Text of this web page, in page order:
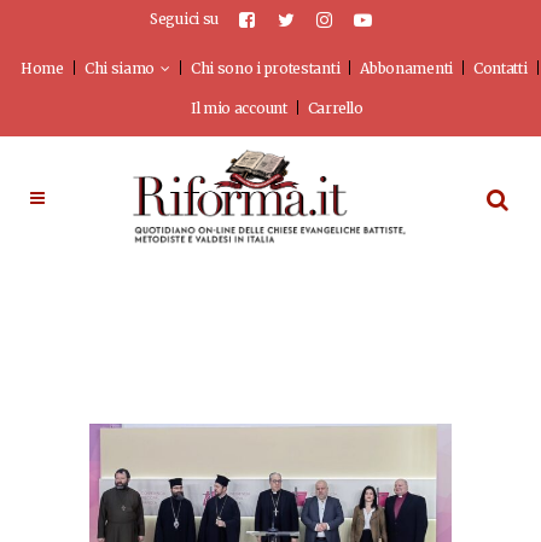
Seguici su
Home Chi siamo Chi sono i protestanti Abbonamenti Contatti
Il mio account Carrello